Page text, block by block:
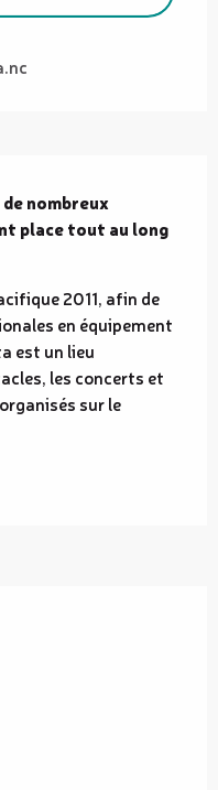
nombreux
place tout au long
2011, afin de
en équipement
est un lieu
les concerts et
sur le